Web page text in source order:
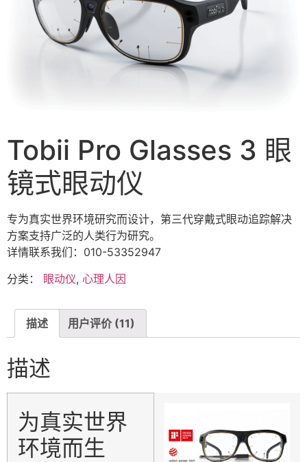
Tobii Pro Glasses 3 眼
镜式眼动仪
专为真实世界环境研究而设计，第三代穿戴式眼动追踪解决
方案支持广泛的人类行为研究。
详情联系我们：010-53352947
分类： 眼动仪, 心理人因
描述 用户评价 (11)
描述
为真实世界
环境而生